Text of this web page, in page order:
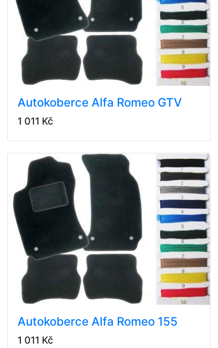
Autokoberce Alfa Romeo GTV
1 011 Kč
Autokoberce Alfa Romeo 155
1 011 Kč